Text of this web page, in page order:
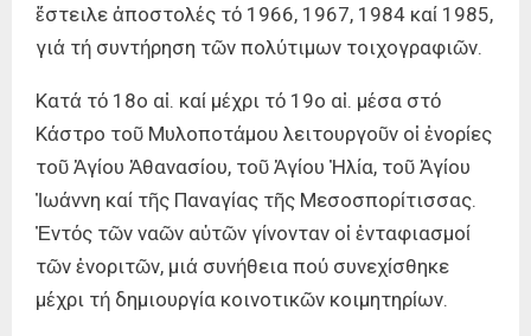
ἔστειλε ἀποστολές τό 1966, 1967, 1984 καί 1985,
γιά τή συντήρηση τῶν πολύτιμων τοιχογραφιῶν.
Κατά τό 18ο αἰ. καί μέχρι τό 19ο αἰ. μέσα στό
Κάστρο τοῦ Μυλοποτάμου λειτουργοῦν οἱ ἐνορίες
τοῦ Ἁγίου Ἀθανασίου, τοῦ Ἁγίου Ἠλία, τοῦ Ἁγίου
Ἰωάννη καί τῆς Παναγίας τῆς Μεσοσπορίτισσας.
Ἐντός τῶν ναῶν αὐτῶν γίνονταν οἱ ἐνταφιασμοί
τῶν ἐνοριτῶν, μιά συνήθεια πού συνεχίσθηκε
μέχρι τή δημιουργία κοινοτικῶν κοιμητηρίων.